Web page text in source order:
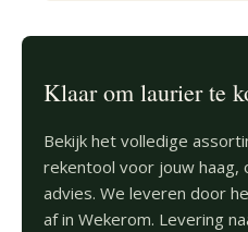
Klaar om laurier te
Bekijk het volledige
rekentool voor jouw haag,
advies. We leveren door
af in Wekerom. Levering